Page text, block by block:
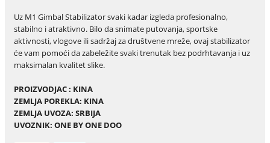
Uz M1 Gimbal Stabilizator svaki kadar izgleda profesionalno,
stabilno i atraktivno. Bilo da snimate putovanja, sportske
aktivnosti, vlogove ili sadržaj za društvene mreže, ovaj stabilizator
će vam pomoći da zabeležite svaki trenutak bez podrhtavanja i uz
maksimalan kvalitet slike.
PROIZVODJAC : KINA
ZEMLJA POREKLA: KINA
ZEMLJA UVOZA: SRBIJA
UVOZNIK: ONE BY ONE DOO